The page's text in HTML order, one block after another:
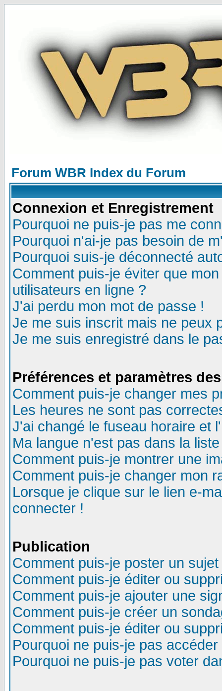
Forum WBR Index du Forum
Connexion et Enregistrement
Pourquoi ne puis-je pas me
Pourquoi n'ai-je pas besoin de
Pourquoi suis-je déconnecté
Comment puis-je éviter que
utilisateurs en ligne ?
J'ai perdu mon mot de passe !
Je me suis inscrit mais ne peux
Je me suis enregistré dans le
Préférences et paramètres
Comment puis-je changer mes
Les heures ne sont pas
J'ai changé le fuseau horaire et
Ma langue n'est pas dans la
Comment puis-je montrer une
Comment puis-je changer mon
Lorsque je clique sur le lien e-
connecter !
Publication
Comment puis-je poster un
Comment puis-je éditer ou
Comment puis-je ajouter une
Comment puis-je créer un
Comment puis-je éditer ou
Pourquoi ne puis-je pas
Pourquoi ne puis-je pas voter